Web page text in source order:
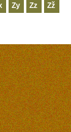
Zy Zz Zž